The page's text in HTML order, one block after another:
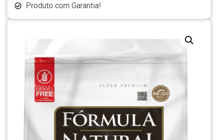
Produto com Garantia!